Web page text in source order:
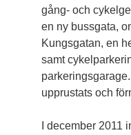
gång- och
en ny bussgata,
Kungsgatan, en
samt
upprustats och
I december 2011